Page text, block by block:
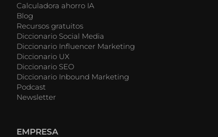
Calculadora ahorro IA
Blog
Recursos gratuitos
Diccionario Social Media
Diccionario Influencer Marketing
Diccionario UX
Diccionario SEO
Diccionario Inbound Marketing
Podcast
Newsletter
EMPRESA